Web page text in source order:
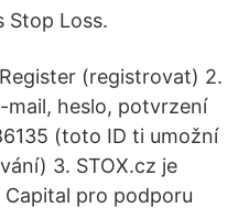
Stop Loss.
(registrovat) 2.
heslo, potvrzení
(toto ID ti umožní
3. STOX.cz je
pro podporu